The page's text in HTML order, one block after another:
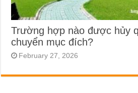
Trường hợp nào được hủy
chuyển mục đích?
February 27, 2026